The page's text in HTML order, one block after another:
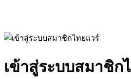
เข้าสู่ระบบสมาชิก